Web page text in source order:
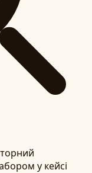
у кейсі